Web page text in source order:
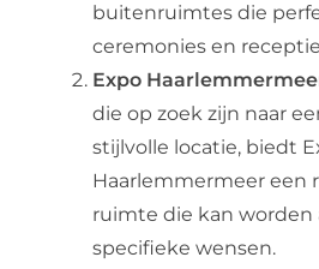
buitenruimtes die
ceremonies en
Expo
die op zoek zijn naar
stijlvolle locatie, biedt
Haarlemmermeer een
ruimte die kan worden
specifieke wensen.